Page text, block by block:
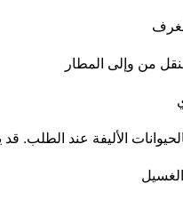
من وإلى المطار
الأليفة عند الطلب.